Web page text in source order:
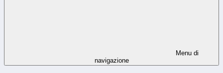
Menu di
navigazione